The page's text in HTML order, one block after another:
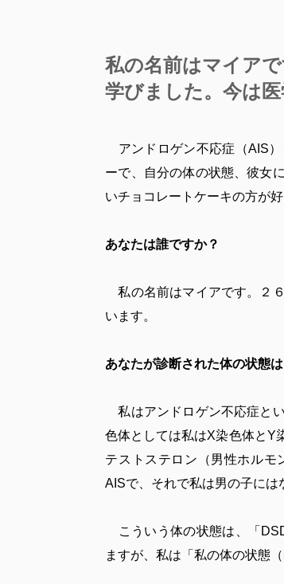
私の名前はマイア
学びました。今は医
アンドロゲン不応症（AIS）
ーで、自分の体の状態、彼女
いチョコレートケーキの方が
あなたは誰ですか？
私の名前はマイアです。２
います。
あなたが診断された体の状態
私はアンドロゲン不応症と
色体としては私はX染色体とY
テストステロン（男性ホルモ
AISで、それで私は男の子には
こういう体の状態は、「
ますが、私は「私の体の状態